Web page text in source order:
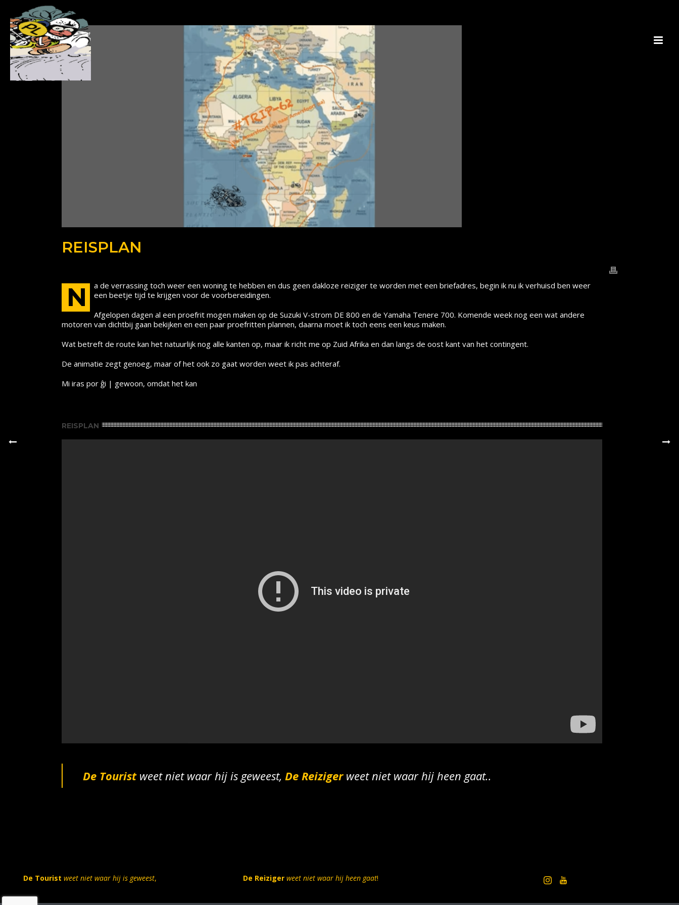
REISPLAN
N
a de verrassing toch weer een woning te hebben en dus geen dakloze reiziger te worden met een briefadres, begin ik nu ik verhuisd ben weer
een beetje tijd te krijgen voor de voorbereidingen.
Afgelopen dagen al een proefrit mogen maken op de Suzuki V-strom DE 800 en de Yamaha Tenere 700. Komende week nog een wat andere
motoren van dichtbij gaan bekijken en een paar proefritten plannen, daarna moet ik toch eens een keus maken.
Wat betreft de route kan het natuurlijk nog alle kanten op, maar ik richt me op Zuid Afrika en dan langs de oost kant van het contingent.
De animatie zegt genoeg, maar of het ook zo gaat worden weet ik pas achteraf.
Mi iras por ĝi | gewoon, omdat het kan
REISPLAN
De Tourist weet niet waar hij is geweest, De Reiziger weet niet waar hij heen gaat..
De Touristweet niet waar hij is geweest, De Reiziger weet niet waar hij heen gaat!